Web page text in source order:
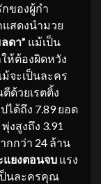
ของผู้กำ
สดงนำมวย
ลดา” แม้เป็น
ห้ต้องผิดหวัง
จะเป็นละคร
ด้วยเรตติ้ง
ด้ถึง 7.89 ยอด
งสูงถึง 3.91
กกว่า 24 ล้าน
ยงตอนจบ แรง
ป็นละครคุณ